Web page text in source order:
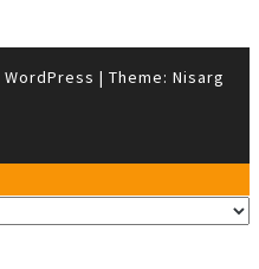
WordPress | Theme: Nisarg